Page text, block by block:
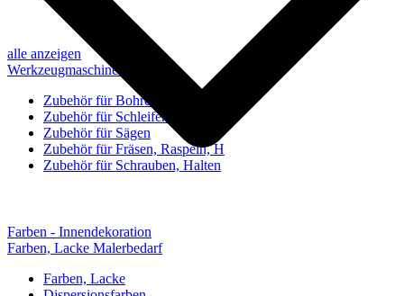
alle anzeigen
Werkzeugmaschinen-Zubehör
Zubehör für Bohren, Bohrhilfen
Zubehör für Schleifen, Poliere
Zubehör für Sägen
Zubehör für Fräsen, Raspeln, H
Zubehör für Schrauben, Halten
Farben - Innendekoration
Farben, Lacke Malerbedarf
Farben, Lacke